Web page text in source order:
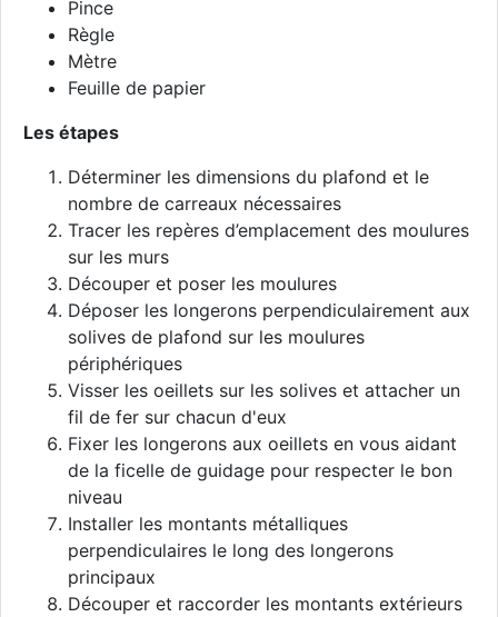
Pince
Règle
Mètre
Feuille de papier
Les étapes
Déterminer les dimensions du plafond et le
nombre de carreaux nécessaires
Tracer les repères d’emplacement des moulures
sur les murs
Découper et poser les moulures
Déposer les longerons perpendiculairement aux
solives de plafond sur les moulures
périphériques
Visser les oeillets sur les solives et attacher un
fil de fer sur chacun d'eux
Fixer les longerons aux oeillets en vous aidant
de la ficelle de guidage pour respecter le bon
niveau
Installer les montants métalliques
perpendiculaires le long des longerons
principaux
Découper et raccorder les montants extérieurs